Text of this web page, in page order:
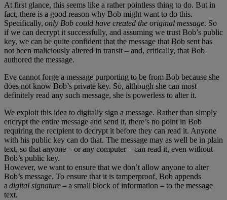
At first glance, this seems like a rather pointless thing to do. But in
fact, there is a good reason why Bob might want to do this.
Specifically, only Bob could have created the original message. So
if we can decrypt it successfully, and assuming we trust Bob’s public
key, we can be quite confident that the message that Bob sent has
not been maliciously altered in transit – and, critically, that Bob
authored the message.
Eve cannot forge a message purporting to be from Bob because she
does not know Bob’s private key. So, although she can most
definitely read any such message, she is powerless to alter it.
We exploit this idea to digitally sign a message. Rather than simply
encrypt the entire message and send it, there’s no point in Bob
requiring the recipient to decrypt it before they can read it. Anyone
with his public key can do that. The message may as well be in plain
text, so that anyone – or any computer – can read it, even without
Bob’s public key.
However, we want to ensure that we don’t allow anyone to alter
Bob’s message. To ensure that it is tamperproof, Bob appends
a digital signature– a small block of information – to the message
text.